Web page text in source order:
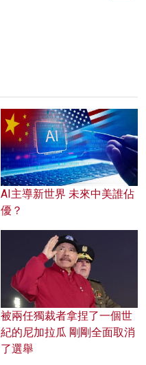
AI主導新世界 未來中美誰佔
優？
被兩任獨裁者拿捏了一個世
紀的尼加拉瓜 剛剛全面取消
了選舉